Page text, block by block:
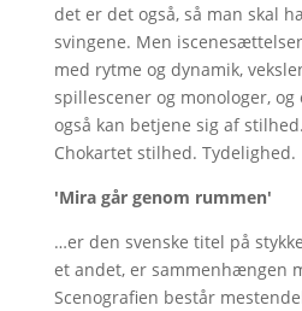
det er det også, så man skal
svingene. Men
med rytme og dynamik,
spillescener og monologer,
også kan betjene sig af
Chokartet stilhed. Tydelighed.
'Mira går genom rummen'
…er den svenske titel på
et andet, er sammenhængen
Scenografien består